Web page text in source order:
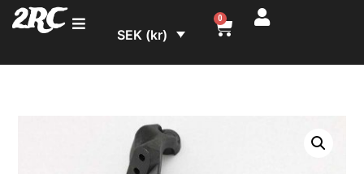
2RC SEK (kr)
0